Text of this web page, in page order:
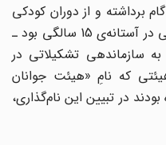
برداشته و از دوران کودکی
با ادبیات مبارزه خو گرفته بود ـ وقتی در آستانه‌ی 15 سالگی بود ـ
سازماندهی تشکیلاتی در
که نامِ «هیئت جوانان
در تبیین این نام‌گذاری،